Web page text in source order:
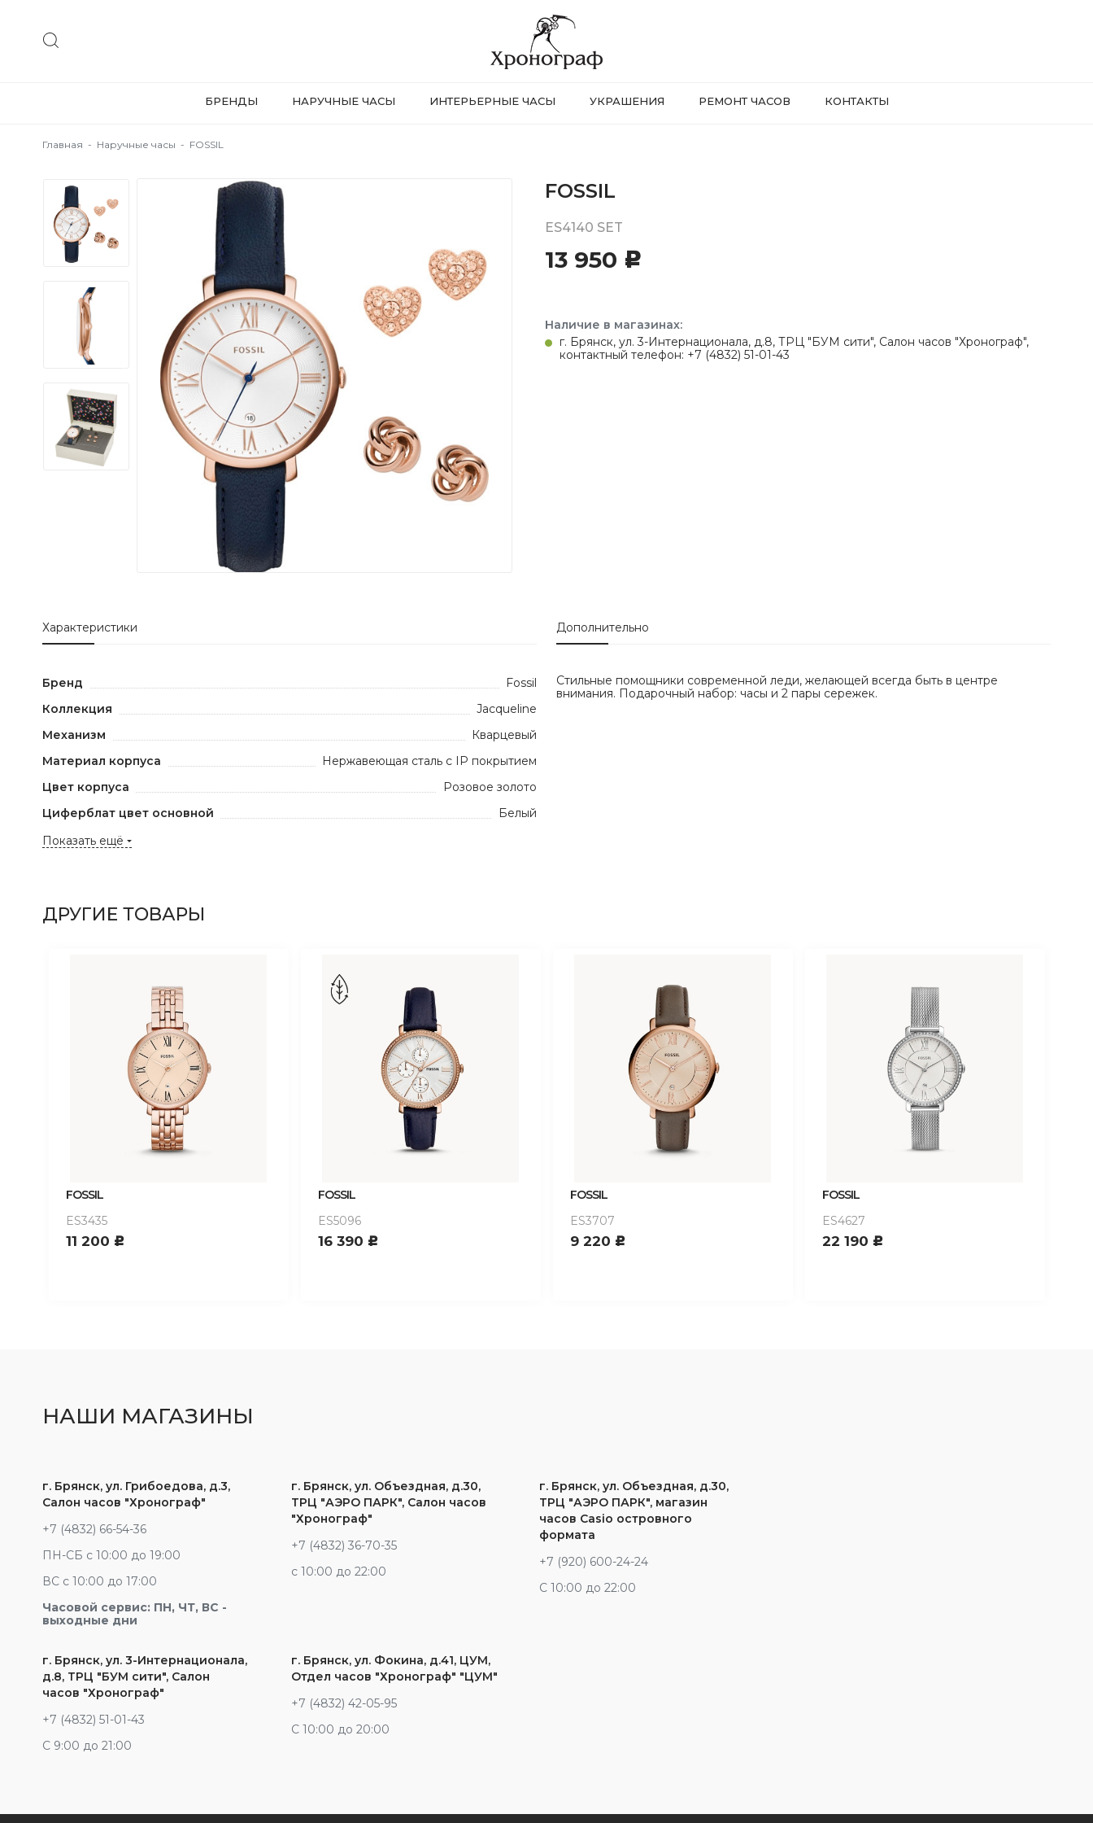
БРЕНДЫ НАРУЧНЫЕ ЧАСЫ ИНТЕРЬЕРНЫЕ ЧАСЫ УКРАШЕНИЯ РЕМОНТ ЧАСОВ КОНТАКТЫ
Главная - Наручные часы - FOSSIL
FOSSIL
ES4140 SET
13 950 c
Наличие в магазинах:
г. Брянск, ул. 3-Интернационала, д.8, ТРЦ "БУМ сити", Салон часов "Хронограф",
контактный телефон: +7 (4832) 51-01-43
Характеристики
Бренд
Fossil
Коллекция
Jacqueline
Механизм
Кварцевый
Материал корпуса
Нержавеющая сталь с IP покрытием
Цвет корпуса
Розовое золото
Циферблат цвет основной
Белый
Показать ещё
Дополнительно
Стильные помощники современной леди, желающей всегда быть в центре
внимания. Подарочный набор: часы и 2 пары сережек.
ДРУГИЕ ТОВАРЫ
FOSSIL
ES3435
11 200 c
FOSSIL
ES5096
16 390 c
FOSSIL
ES3707
9 220 c
FOSSIL
ES4627
22 190 c
НАШИ МАГАЗИНЫ
г. Брянск, ул. Грибоедова, д.3,
Салон часов "Хронограф"
+7 (4832) 66-54-36
ПН-СБ с 10:00 до 19:00
ВС с 10:00 до 17:00
Часовой сервис: ПН, ЧТ, ВС -
выходные дни
г. Брянск, ул. Объездная, д.30,
ТРЦ "АЭРО ПАРК", Салон часов
"Хронограф"
+7 (4832) 36-70-35
c 10:00 до 22:00
г. Брянск, ул. Объездная, д.30,
ТРЦ "АЭРО ПАРК", магазин
часов Casio островного
формата
+7 (920) 600-24-24
С 10:00 до 22:00
г. Брянск, ул. 3-Интернационала,
д.8, ТРЦ "БУМ сити", Салон
часов "Хронограф"
+7 (4832) 51-01-43
С 9:00 до 21:00
г. Брянск, ул. Фокина, д.41, ЦУМ,
Отдел часов "Хронограф" "ЦУМ"
+7 (4832) 42-05-95
С 10:00 до 20:00